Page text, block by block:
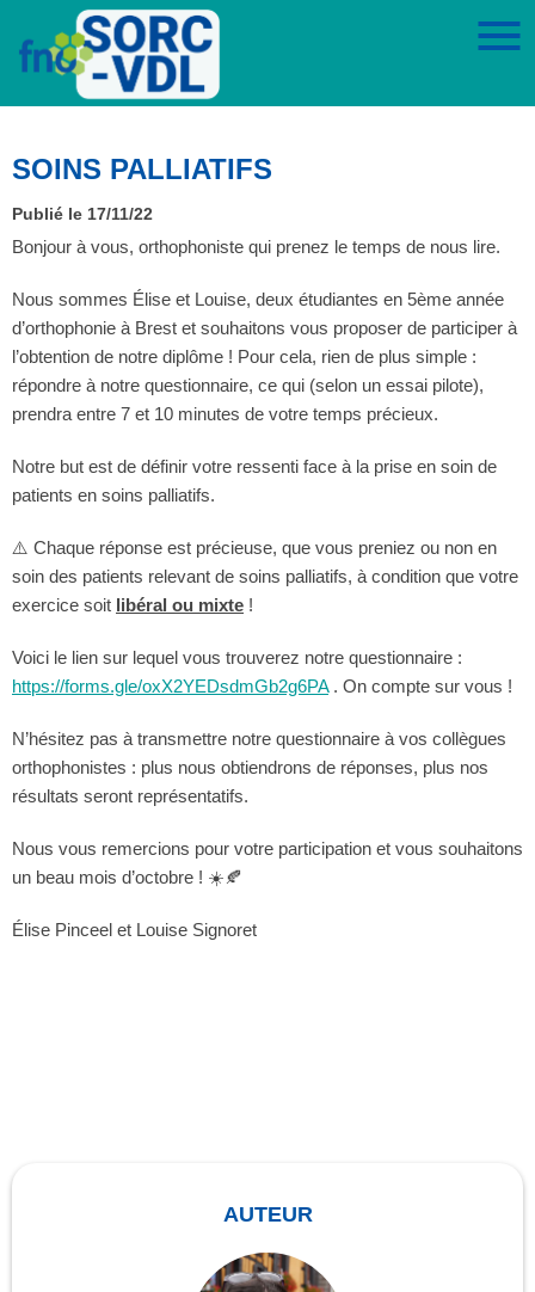
SOINS PALLIATIFS
Publié le 17/11/22
Bonjour à vous, orthophoniste qui prenez le temps de nous lire.
Nous sommes Élise et Louise, deux étudiantes en 5ème année
d’orthophonie à Brest et souhaitons vous proposer de participer à
l’obtention de notre diplôme ! Pour cela, rien de plus simple :
répondre à notre questionnaire, ce qui (selon un essai pilote),
prendra entre 7 et 10 minutes de votre temps précieux.
Notre but est de définir votre ressenti face à la prise en soin de
patients en soins palliatifs.
⚠️ Chaque réponse est précieuse, que vous preniez ou non en
soin des patients relevant de soins palliatifs, à condition que votre
exercice soit libéral ou mixte !
Voici le lien sur lequel vous trouverez notre questionnaire :
https://forms.gle/oxX2YEDsdmGb2g6PA. On compte sur vous !
N’hésitez pas à transmettre notre questionnaire à vos collègues
orthophonistes : plus nous obtiendrons de réponses, plus nos
résultats seront représentatifs.
Nous vous remercions pour votre participation et vous souhaitons
un beau mois d’octobre ! ☀️🍂
Élise Pinceel et Louise Signoret
AUTEUR